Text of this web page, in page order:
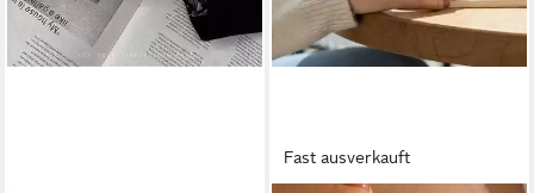
Fast ausverkauft